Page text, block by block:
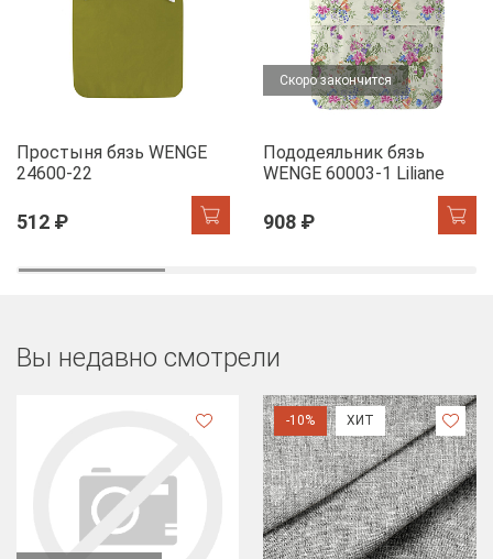
Простыня бязь WENGE
24600-22
512 ₽
Скоро закончится
Пододеяльник бязь
WENGE 60003-1 Liliane
908 ₽
Вы недавно смотрели
-10% ХИТ